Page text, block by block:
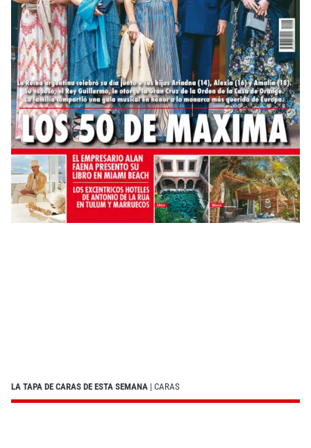
LA TAPA DE CARAS DE ESTA SEMANA | CARAS